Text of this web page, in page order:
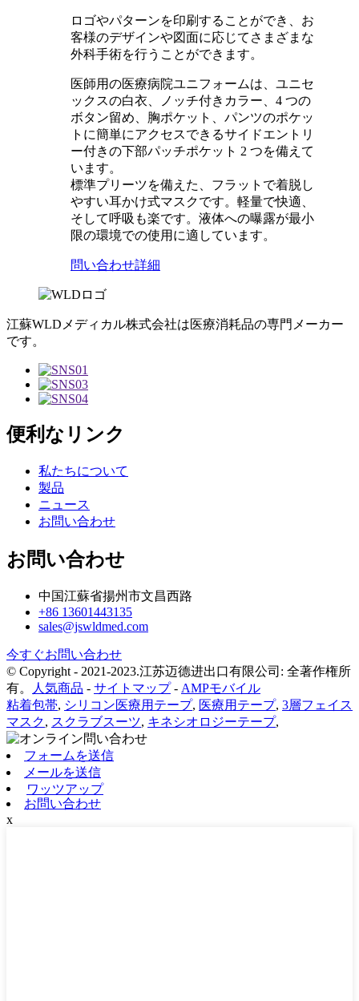
ロゴやパターンを印刷することができ、お
客様のデザインや図面に応じてさまざまな
外科手術を行うことができます。
医師用の医療病院ユニフォームは、ユニセ
ックスの白衣、ノッチ付きカラー、4 つの
ボタン留め、胸ポケット、パンツのポケッ
トに簡単にアクセスできるサイドエントリ
ー付きの下部パッチポケット 2 つを備えて
います。
標準プリーツを備えた、フラットで着脱し
やすい耳かけ式マスクです。軽量で快適、
そして呼吸も楽です。液体への曝露が最小
限の環境での使用に適しています。
問い合わせ詳細
江蘇WLDメディカル株式会社は医療消耗品の専門メーカー
です。
便利なリンク
私たちについて
製品
ニュース
お問い合わせ
お問い合わせ
中国江蘇省揚州市文昌西路
+86 13601443135
sales@jswldmed.com
今すぐお問い合わせ
© Copyright - 2021-2023.江苏迈德进出口有限公司: 全著作権所
有。
人気商品 - サイトマップ- AMPモバイル
粘着包帯, シリコン医療用テープ, 医療用テープ, 3層フェイス
マスク, スクラブスーツ, キネシオロジーテープ,
フォームを送信
メールを送信
ワッツアップ
お問い合わせ
x